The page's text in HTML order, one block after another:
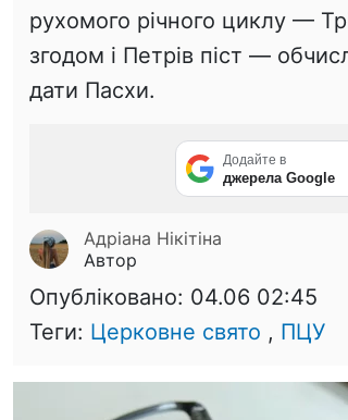
рухомого річного циклу —
згодом і Петрів піст —
дати Пасхи.
Додайте в
джерела Google
Адріана Нікітіна
Автор
Опубліковано: 04.06 02:45
Теги: Церковне свято , ПЦУ